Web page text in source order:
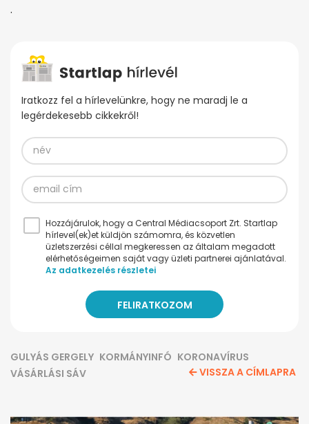
.
Iratkozz fel a hírlevelünkre, hogy ne maradj le a
legérdekesebb cikkekről!
Hozzájárulok, hogy a Central Médiacsoport Zrt. Startlap
hírlevel(ek)et küldjön számomra, és közvetlen
üzletszerzési céllal megkeressen az általam megadott
elérhetőségeimen saját vagy üzleti partnerei ajánlatával.
Az adatkezelés részletei
GULYÁS GERGELY KORMÁNYINFÓ KORONAVÍRUS
VÁSÁRLÁSI SÁV
VISSZA A CÍMLAPRA